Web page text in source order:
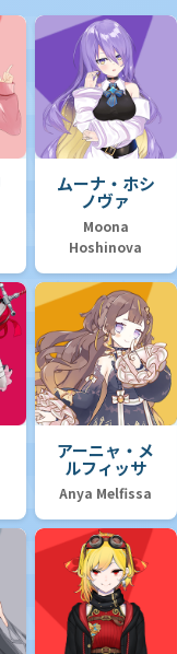
ムーナ・ホシ
ノヴァ
Moona
Hoshinova
アーニャ・メ
ルフィッサ
Anya Melfissa